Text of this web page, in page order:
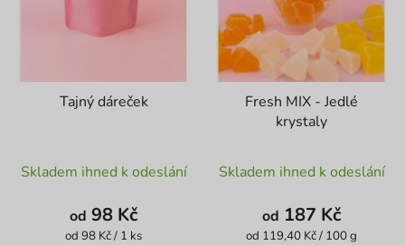
Tajný dáreček
hodnocení
produktu
je
Skladem ihned k odeslání
od 98 Kč
Měrná
od 98 Kč / 1 ks
Fresh MIX - Jedlé
krystaly
hodnocení
produktu
je
Skladem ihned k odeslání
od 187 Kč
Měrná
od 119,40 Kč / 100 g